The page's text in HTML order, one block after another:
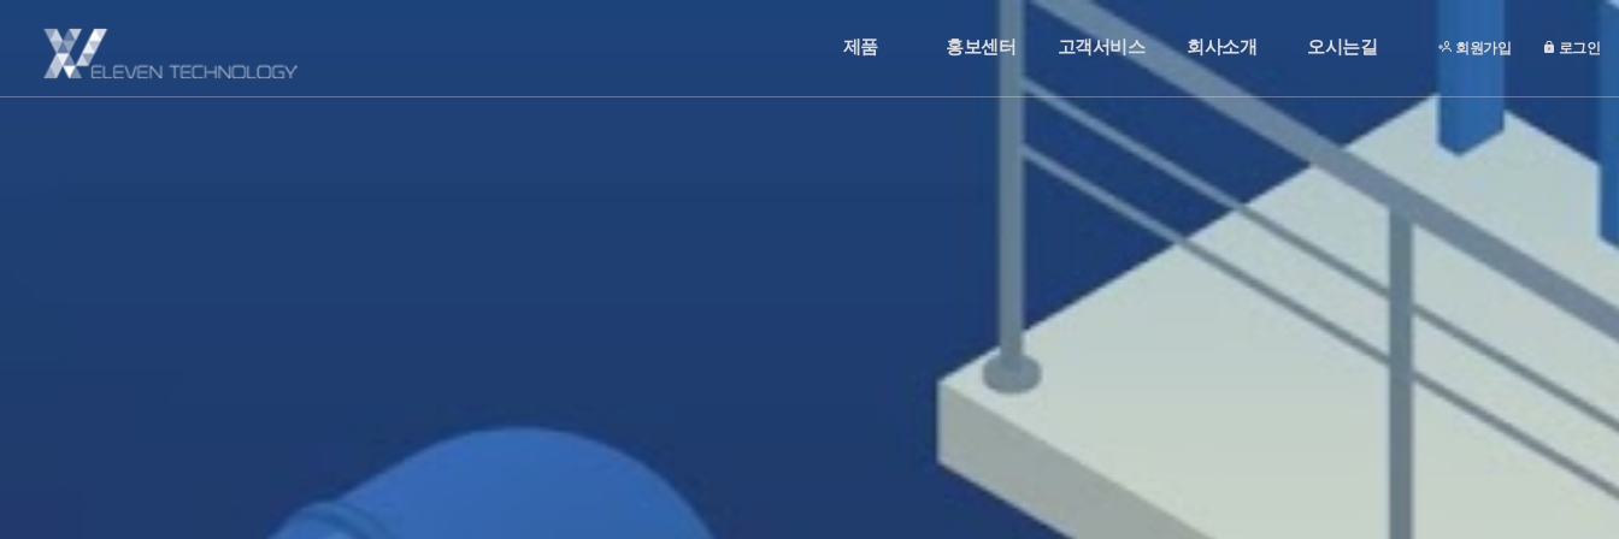
제품 홍보센터 고객서비스 회사소개 오시는길 회원가입 로그인